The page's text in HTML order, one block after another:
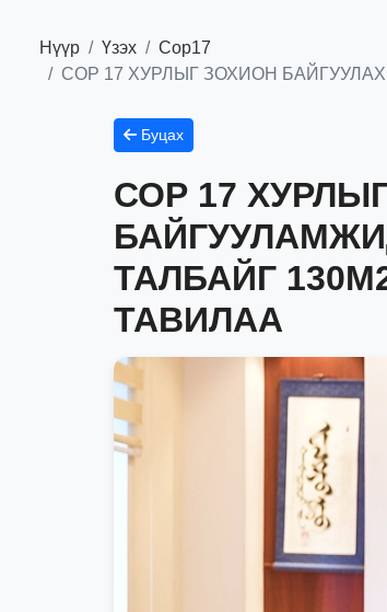
Нүүр Үзэх
Сор17
СОР 17 ХУРЛЫГ ЗОХИОН
Буцах
СОР 17
ТАЛБАЙГ
ТАВИЛАА